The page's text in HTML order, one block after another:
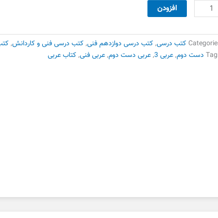
کتاب
افزودن
کتب درسی, کتب درسی دوازدهم فنی, کتب درسی فنی و کاردانش,
دست دوم,عربی 3 ,عربی دست دوم,عربی فنی, کتاب عربی